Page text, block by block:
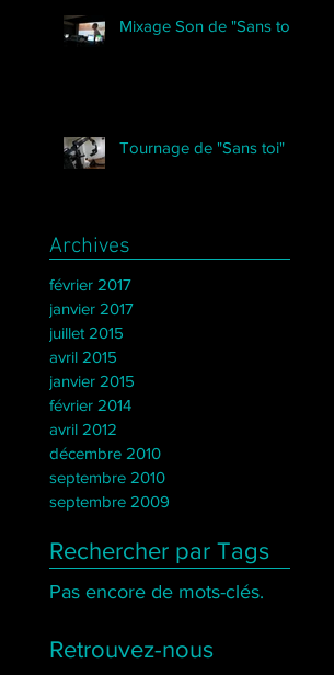
Mixage Son de "Sans toi"
Tournage de "Sans toi"
Archives
février 2017
janvier 2017
juillet 2015
avril 2015
janvier 2015
février 2014
avril 2012
décembre 2010
septembre 2010
septembre 2009
Rechercher par Tags
Pas encore de mots-clés.
Retrouvez-nous